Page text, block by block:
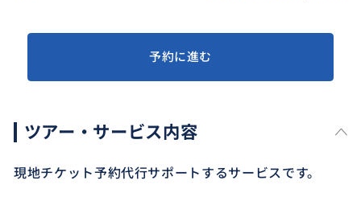
予約に進む
ツアー・サービス内容
現地チケット予約代行サポートするサービスです。